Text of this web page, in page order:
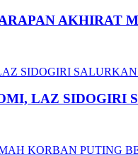
AKHIRAT
LAZ SIDOGIRI